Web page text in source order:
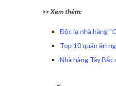
>> Xem thêm:
Độc lạ nhà hàng
Top 10 quán ăn
Nhà hàng Tây